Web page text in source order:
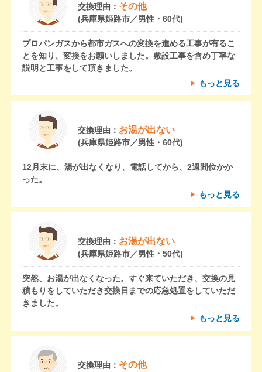
交換理由： その他
(兵庫県姫路市／男性・60代)
プロパンガスから都市ガスへの変換を進める工事が有るこ
とを知り、変換をお願いしました。敷設工事を含め丁寧な
説明と工事をして頂きました。
もっと見る
交換理由： お湯が出ない
(兵庫県姫路市／男性・60代)
12月末に、湯が出なくなり、電話してから、2週間位かか
った。
もっと見る
交換理由： お湯が出ない
(兵庫県姫路市／男性・50代)
突然、お湯が出なくなった。すぐ来ていただき、交換の見
積もりをしていただき交換日までの応急処置をしていただ
きました。
もっと見る
交換理由： その他